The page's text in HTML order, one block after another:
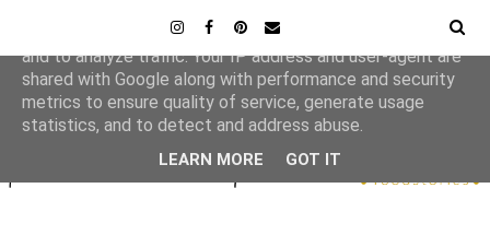
This site uses cookies from Google to deliver its services
and to analyze traffic. Your IP address and user-agent are
shared with Google along with performance and security
metrics to ensure quality of service, generate usage
statistics, and to detect and address abuse.
LEARN MORE GOT IT